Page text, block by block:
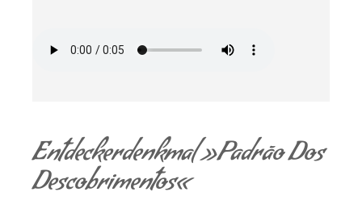
Entdeckerdenkmal »Padrão Dos
Descobrimentos«